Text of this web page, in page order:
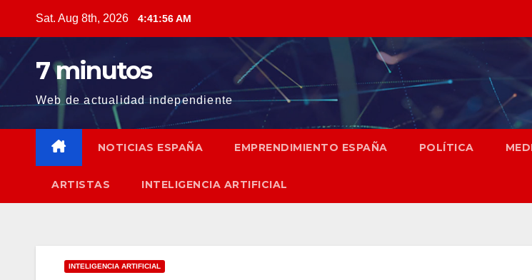
content
Sat. Aug 8th, 2026 4:41:57 AM
7 minutos
Web de actualidad independiente
NOTICIAS ESPAÑA EMPRENDIMIENTO ESPAÑA POLÍTICA
ARTISTAS INTELIGENCIA ARTIFICIAL
INTELIGENCIA ARTIFICIAL